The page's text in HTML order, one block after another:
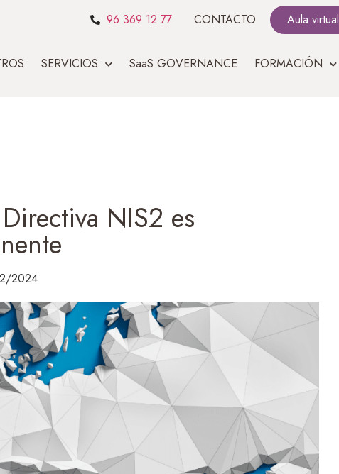
96 369 12 77 CONTACTO Aula virtual
SERVICIOS SaaS GOVERNANCE FORMACIÓN
NIS2 es
2024